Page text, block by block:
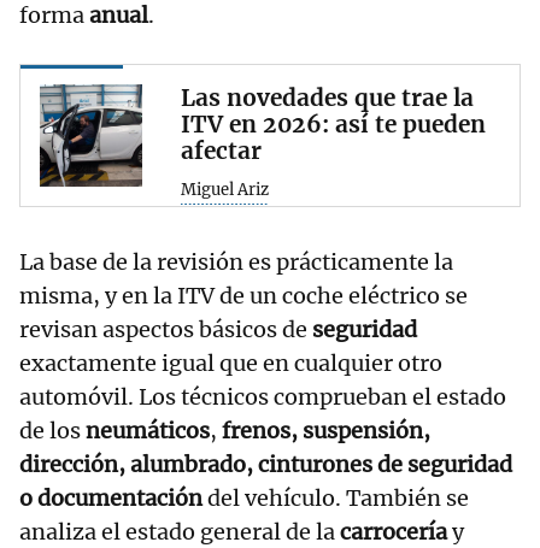
formaanual.
Las novedades que trae la
ITV en 2026: así te pueden
afectar
Miguel Ariz
La base de la revisión es prácticamente la
misma, y en la ITV de un coche eléctrico se
revisan aspectos básicos de seguridad
exactamente igual que en cualquier otro
automóvil. Los técnicos comprueban el estado
de losneumáticos, frenos, suspensión,
dirección, alumbrado, cinturones de seguridad
o documentacióndel vehículo. También se
analiza el estado general de lacarroceríay